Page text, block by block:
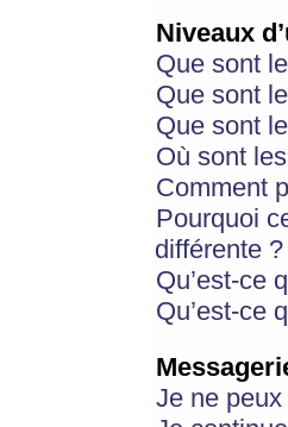
Niveaux
Que sont
Que sont
Que sont
Où sont
Comment
Pourquoi
différente ?
Qu’est-ce
Qu’est-ce
Je ne